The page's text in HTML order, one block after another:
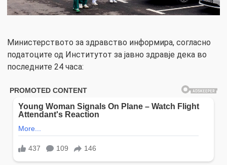
Министерството за здравство информира, согласно
податоците од Институтот за јавно здравје дека во
последните 24 часа: